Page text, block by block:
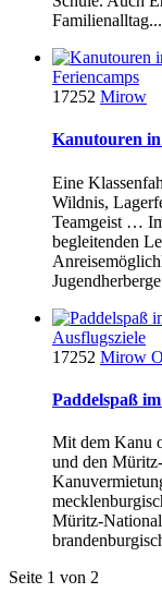
Familienalltag...
Feriencamps
17252 Mirow
Kanutouren in
Eine
Wildnis,
Teamgeist …
begleitenden
Ausflugsziele
17252 Mirow
Paddelspaß
Mit dem Kanu
und den
Müritz-
Seite 1 von 2